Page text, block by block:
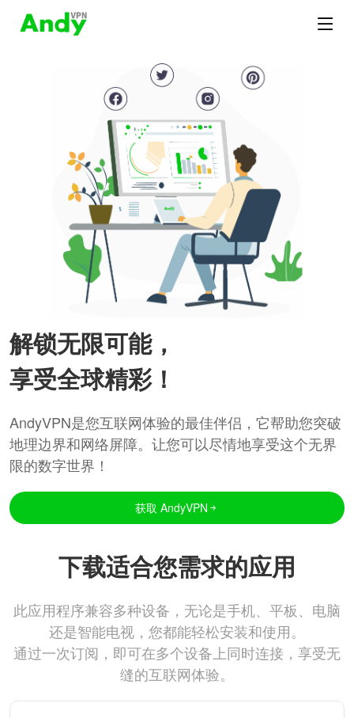
解锁无限可能，
享受全球精彩！
AndyVPN是您互联网体验的最佳伴侣，它帮助您突破
地理边界和网络屏障。让您可以尽情地享受这个无界
限的数字世界！
获取 AndyVPN
下载适合您需求的应用
此应用程序兼容多种设备，无论是手机、平板、电脑
还是智能电视，您都能轻松安装和使用。
通过一次订阅，即可在多个设备上同时连接，享受无
缝的互联网体验。